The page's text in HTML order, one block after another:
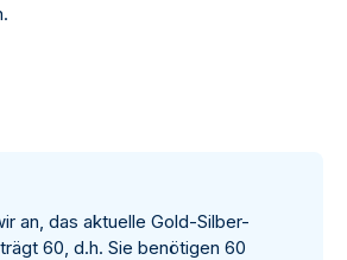
an, das aktuelle Gold-Silber-
60, d.h. Sie benötigen 60